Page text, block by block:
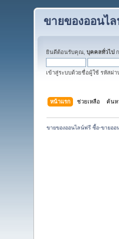
ขายของออนไ
ยินดีต้อนรับคุณ,บุคคลทั่วไป
เข้าสู่ระบบด้วยชื่อผู้ใช้ รหัสผ่
หน้าแรก ช่วยเหลือ ค้นห
ขายของออนไลน์ฟรี ซื้อ-ขายอ